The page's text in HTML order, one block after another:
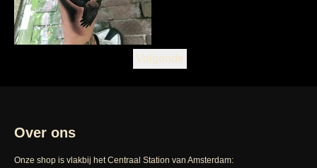
Volgende
Over ons
Onze shop is vlakbij het Centraal Station van Amsterdam: